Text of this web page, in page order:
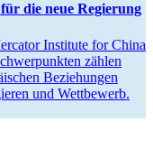
die neue Regierung
Institute for China
zählen
Bezie­hungen
und Wettbewerb.